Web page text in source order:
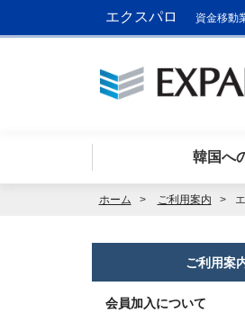
エクスパロ 資金移動
韓国へ
ホーム ご利用案内
ご利用案
会員加入について